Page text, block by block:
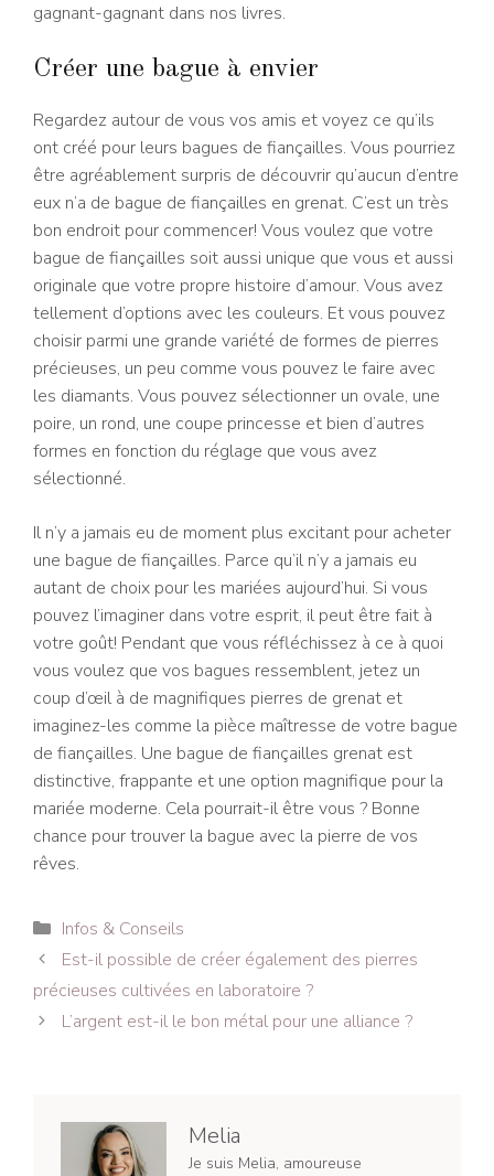
gagnant-gagnant dans nos livres.
Créer une bague à envier
Regardez autour de vous vos amis et voyez ce qu’ils
ont créé pour leurs bagues de fiançailles. Vous pourriez
être agréablement surpris de découvrir qu’aucun d’entre
eux n’a de bague de fiançailles en grenat. C’est un très
bon endroit pour commencer! Vous voulez que votre
bague de fiançailles soit aussi unique que vous et aussi
originale que votre propre histoire d’amour. Vous avez
tellement d’options avec les couleurs. Et vous pouvez
choisir parmi une grande variété de formes de pierres
précieuses, un peu comme vous pouvez le faire avec
les diamants. Vous pouvez sélectionner un ovale, une
poire, un rond, une coupe princesse et bien d’autres
formes en fonction du réglage que vous avez
sélectionné.
Il n’y a jamais eu de moment plus excitant pour acheter
une bague de fiançailles. Parce qu’il n’y a jamais eu
autant de choix pour les mariées aujourd’hui. Si vous
pouvez l’imaginer dans votre esprit, il peut être fait à
votre goût! Pendant que vous réfléchissez à ce à quoi
vous voulez que vos bagues ressemblent, jetez un
coup d’œil à de magnifiques pierres de grenat et
imaginez-les comme la pièce maîtresse de votre bague
de fiançailles. Une bague de fiançailles grenat est
distinctive, frappante et une option magnifique pour la
mariée moderne. Cela pourrait-il être vous ? Bonne
chance pour trouver la bague avec la pierre de vos
rêves.
Catégories
Infos & Conseils
Navigation
des
articles
Est-il possible de créer également des pierres
précieuses cultivées en laboratoire ?
L’argent est-il le bon métal pour une alliance ?
Melia
Je suis Melia, amoureuse